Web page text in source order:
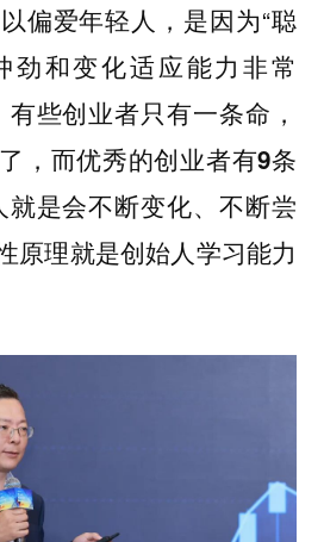
偏爱年轻人，是因为“聪
劲和变化适应能力非常
有些创业者只有一条命，
，而优秀的创业者有9条
就是会不断变化、不断尝
原理就是创始人学习能力